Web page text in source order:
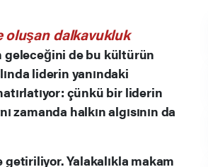
oluşan dalkavukluk
geleceğini de bu kültürün
liderin yanındaki
çünkü bir liderin
zamanda halkın algısının da
getiriliyor. Yalakalıkla makam